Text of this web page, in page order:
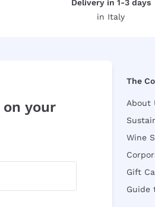
Delivery in 1-3 days
in Italy
on your
The
About
Wine
Gift
Guide